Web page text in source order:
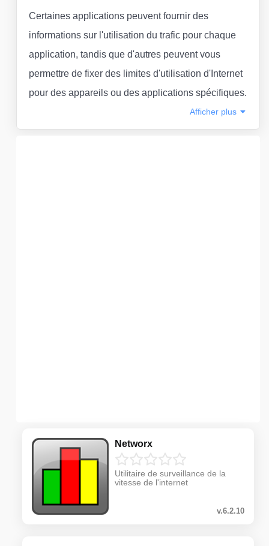
Certaines applications peuvent fournir des
informations sur l'utilisation du trafic pour chaque
application, tandis que d'autres peuvent vous
permettre de fixer des limites d'utilisation d'Internet
pour des appareils ou des applications spécifiques.
Afficher plus
Networx
Utilitaire de surveillance de la
vitesse de l'internet
v.6.2.10